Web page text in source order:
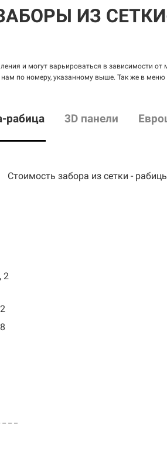
ИЗ
и могут варьироваться в зависимости
нам по номеру, указанному выше. Так же в
-рабица 3D панели
Стоимость забора из сетки -
2